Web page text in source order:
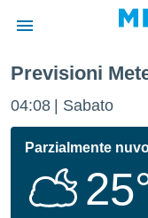
di
per
Previsioni
04:08 Sabato
Parzialmente